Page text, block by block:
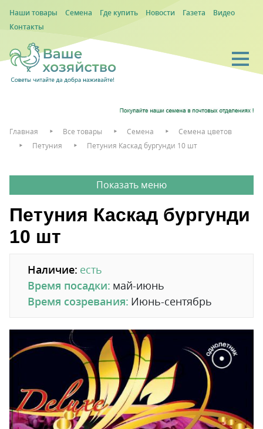
Наши товары Семена Где купить Новости Газета
Видео
Контакты
Главная Все товары Семена
Семена цветов
Петуния
Петуния Каскад бургунди 10 шт
Петуния Каскад бургунди
10 шт
Наличие: есть
Время посадки: май-июнь
Время созревания: Июнь-сентябрь